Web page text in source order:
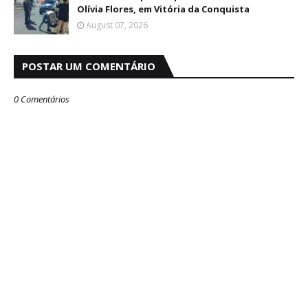
Olívia Flores, em Vitória da Conquista
August 07, 2026
POSTAR UM COMENTÁRIO
0 Comentários